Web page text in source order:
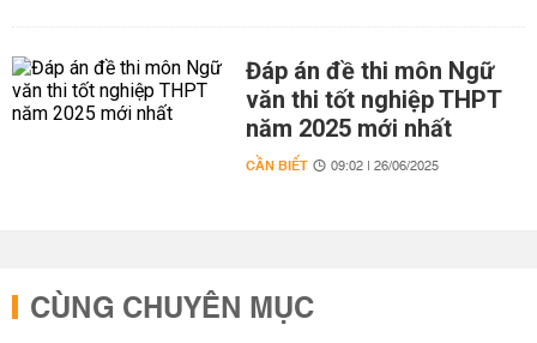
Đáp án đề thi môn Ngữ
văn thi tốt nghiệp THPT
năm 2025 mới nhất
CẦN BIẾT 09:02 | 26/06/2025
CÙNG CHUYÊN MỤC